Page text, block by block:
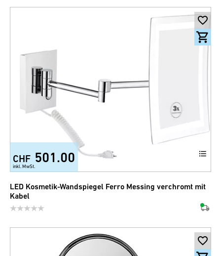
CHF 501.00
inkl. MwSt.
LED Kosmetik-Wandspiegel Ferro Messing verchromt mit
Kabel